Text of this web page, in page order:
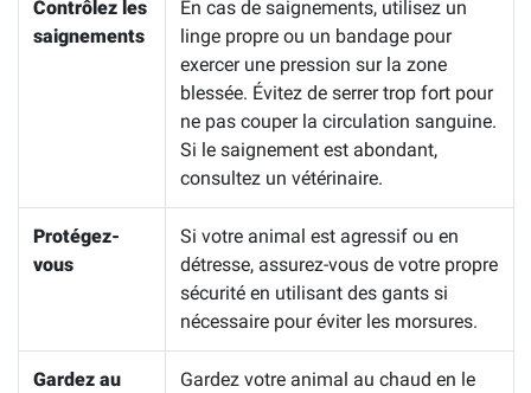
Contrôlez les
saignements
En cas de saignements, utilisez un
linge propre ou un bandage pour
exercer une pression sur la zone
blessée. Évitez de serrer trop fort pour
ne pas couper la circulation sanguine.
Si le saignement est abondant,
consultez un vétérinaire.
Protégez-
vous
Si votre animal est agressif ou en
détresse, assurez-vous de votre propre
sécurité en utilisant des gants si
nécessaire pour éviter les morsures.
Gardez au
Gardez votre animal au chaud en le